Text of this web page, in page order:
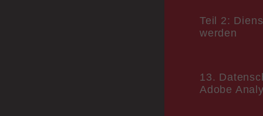
Teil 2:
werden
13.
Adobe